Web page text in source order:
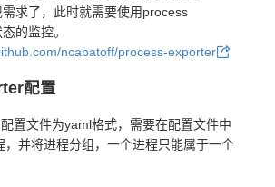
求了，此时就需要使用process
的监控。
ncabatoff/process-exporter
配置
置文件为yaml格式，需要在配置文件中
，并将进程分组，一个进程只能属于一个